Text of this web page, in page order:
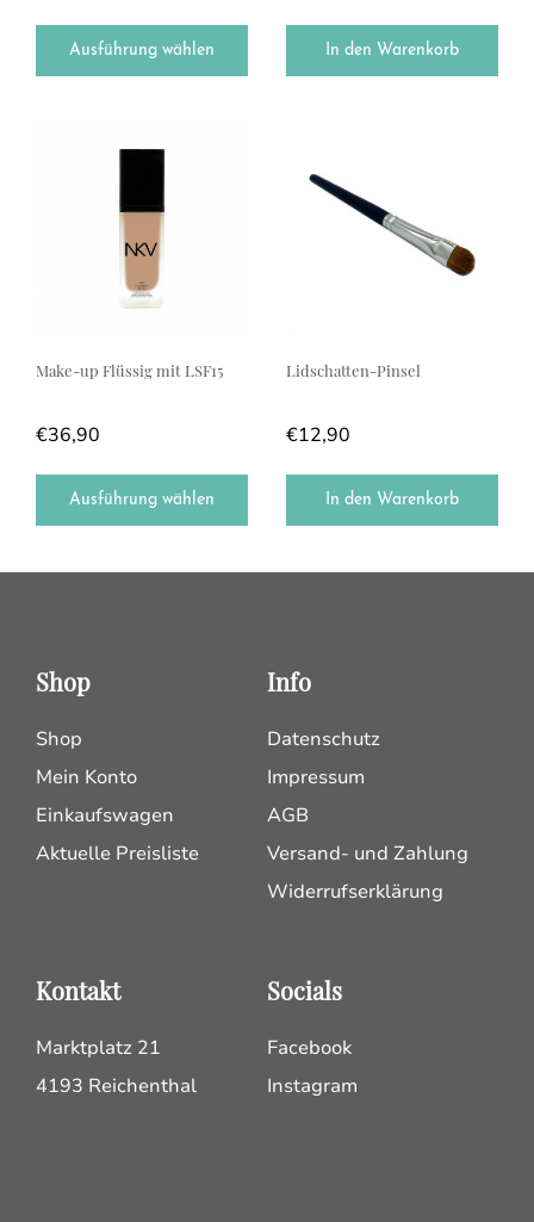
Ausführung wählen In den Warenkorb
Make-up Flüssig mit LSF15
€36,90
Ausführung wählen
Lidschatten-Pinsel
€12,90
In den Warenkorb
Shop
Shop
Mein Konto
Einkaufswagen
Aktuelle Preisliste
Info
Datenschutz
Impressum
AGB
Versand- und Zahlung
Widerrufserklärung
Kontakt
Marktplatz 21
4193 Reichenthal
Socials
Facebook
Instagram